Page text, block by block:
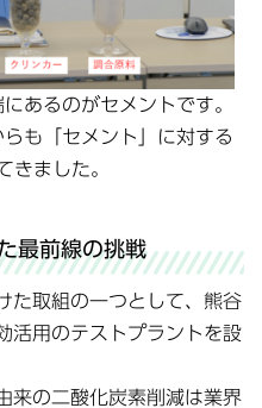
あるのがセメントです。
も「セメント」に対する
きました。
最前線の挑戦
た取組の一つとして、熊谷
活用のテストプラントを設
来の二酸化炭素削減は業界